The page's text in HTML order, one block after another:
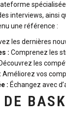
interviews, ainsi
une référence :
les dernières
: Comprenez les
Découvrez les
Améliorez vos
: Échangez avec
DE